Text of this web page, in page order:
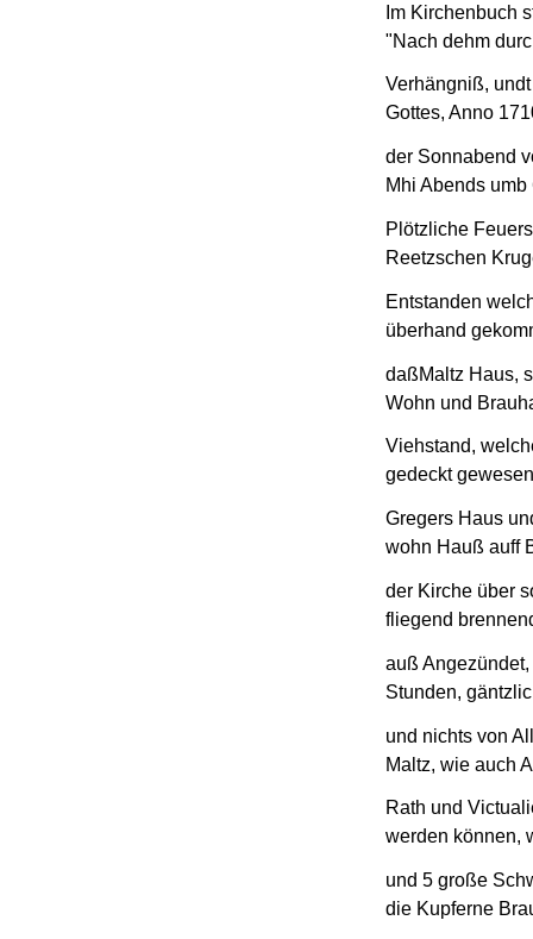
Im Kirchenbuch
"Nach dehm
Verhängniß,
Gottes, Anno
der Sonnabend
Mhi Abends umb
Plötzliche
Reetzschen
Entstanden
überhand
daßMaltz Haus,
Wohn und
Viehstand,
gedeckt
Gregers Haus
wohn Hauß auff
der Kirche über
fliegend
auß
Stunden,
und nichts von
Maltz, wie auch
Rath und
werden können,
und 5 große
die Kupferne